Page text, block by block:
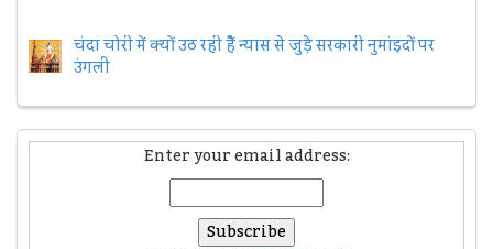
चंदा चोरी में क्यों उठ रही हैैं न्यास से जुड़े सरकारी नुमांइदों पर
उंगली
Enter your email address: